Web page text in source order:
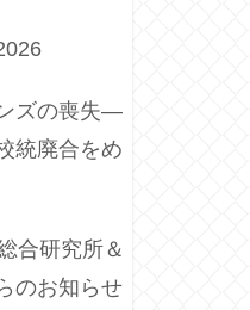
ズの喪失―
統廃合をめ
合研究所＆
のお知らせ